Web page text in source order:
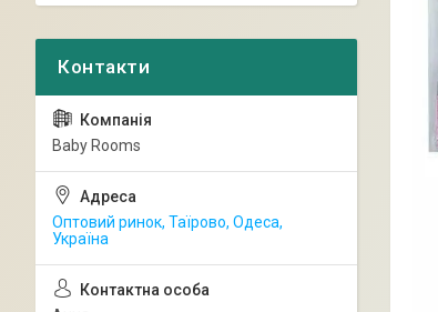
Baby Rooms
Оптовий ринок, Таїрово, Одеса,
Україна